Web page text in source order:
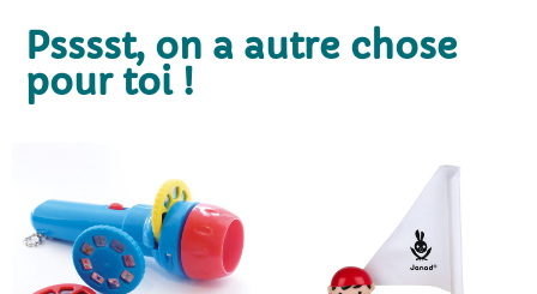
Psssst, on a autre chose
pour toi !